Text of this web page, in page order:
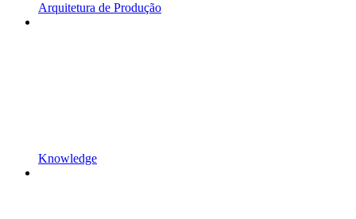
Arquitetura de Produção
Knowledge